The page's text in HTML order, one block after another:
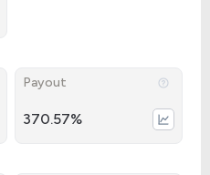
Payout
370.57%